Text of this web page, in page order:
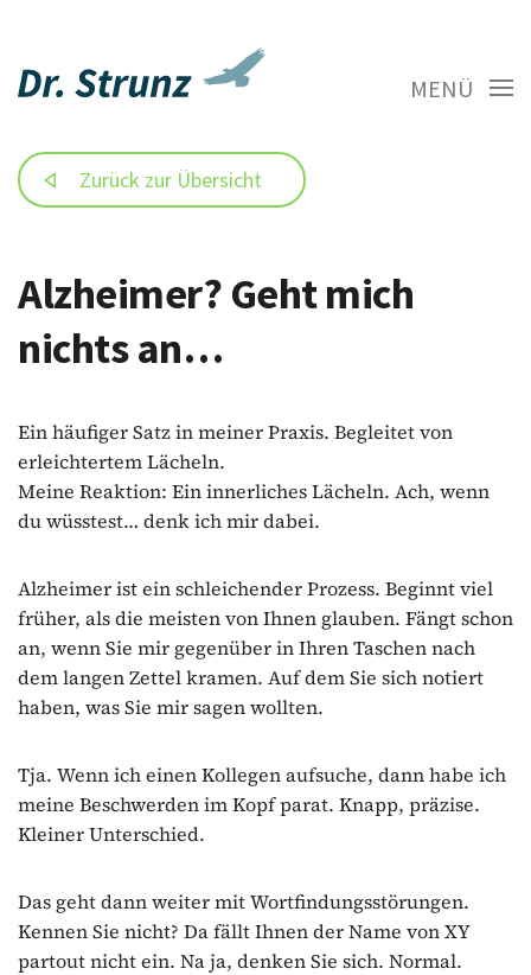
MENÜ
Zurück zur Übersicht
Alzheimer? Geht mich
nichts an…
Ein häufiger Satz in meiner Praxis. Begleitet von
erleichtertem Lächeln.
Meine Reaktion: Ein innerliches Lächeln. Ach, wenn
du wüsstest… denk ich mir dabei.
Alzheimer ist ein schleichender Prozess. Beginnt viel
früher, als die meisten von Ihnen glauben. Fängt schon
an, wenn Sie mir gegenüber in Ihren Taschen nach
dem langen Zettel kramen. Auf dem Sie sich notiert
haben, was Sie mir sagen wollten.
Tja. Wenn ich einen Kollegen aufsuche, dann habe ich
meine Beschwerden im Kopf parat. Knapp, präzise.
Kleiner Unterschied.
Das geht dann weiter mit Wortfindungsstörungen.
Kennen Sie nicht? Da fällt Ihnen der Name von XY
partout nicht ein. Na ja, denken Sie sich. Normal.